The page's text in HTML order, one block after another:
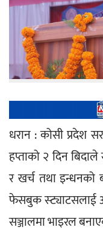
धरान : कोसी प्रदेश
हप्ताको २ दिन बिदाले
र खर्च तथा इन्धनको
फेसबुक स्ट्याटसलाई
सञ्जालमा भाइरल